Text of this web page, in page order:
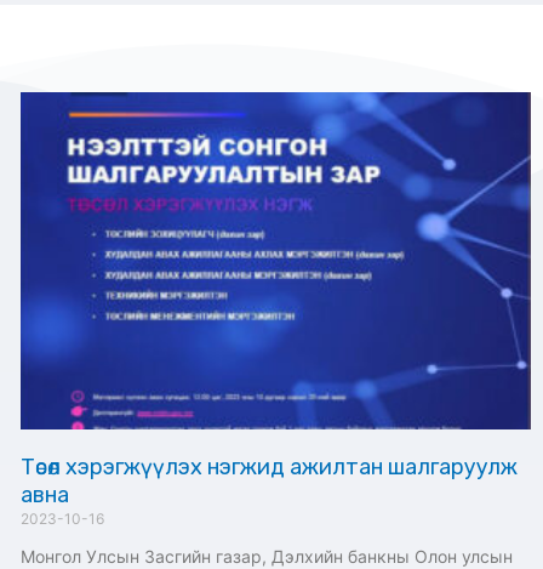
Төсөл хэрэгжүүлэх нэгжид ажилтан шалгаруулж
авна
2023-10-16
Монгол Улсын Засгийн газар, Дэлхийн банкны Олон улсын